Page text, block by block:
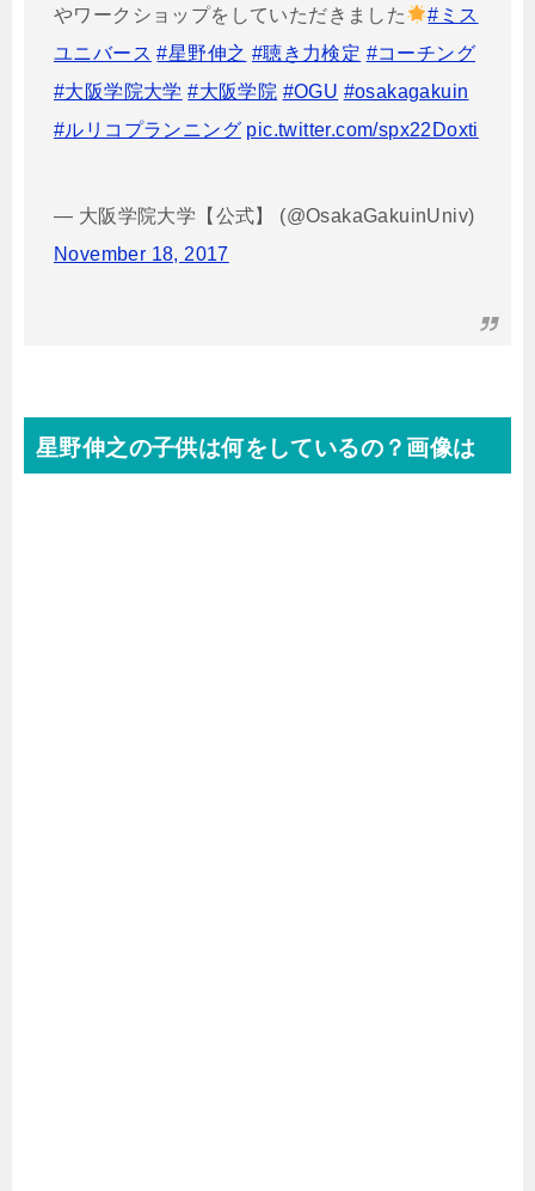
やワークショップをしていただきました
#ミス
ユニバース #星野伸之 #聴き力検定 #コーチング
#大阪学院大学 #大阪学院 #OGU #osakagakuin
#ルリコプランニング pic.twitter.com/spx22Doxti
— 大阪学院大学【公式】 (@OsakaGakuinUniv)
November 18, 2017
星野伸之の子供は何をしているの？画像は